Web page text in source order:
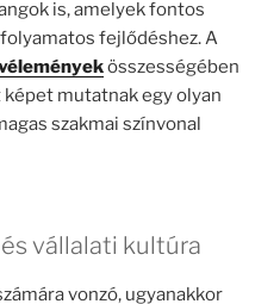
is, amelyek fontos
fejlődéshez. A
összességében
mutatnak egy olyan
szakmai színvonal
vállalati kultúra
vonzó, ugyanakkor